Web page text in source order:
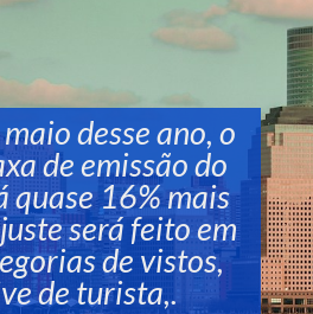
desse ano, o
de emissão do
quase 16% mais
será feito em
de vistos,
de turista,.